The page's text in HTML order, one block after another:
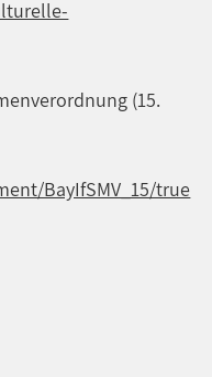
(15.
BayIfSMV_15/true